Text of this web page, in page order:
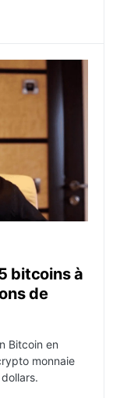
à ses réserves
bitcoins à
de
Bitcoin en
monnaie